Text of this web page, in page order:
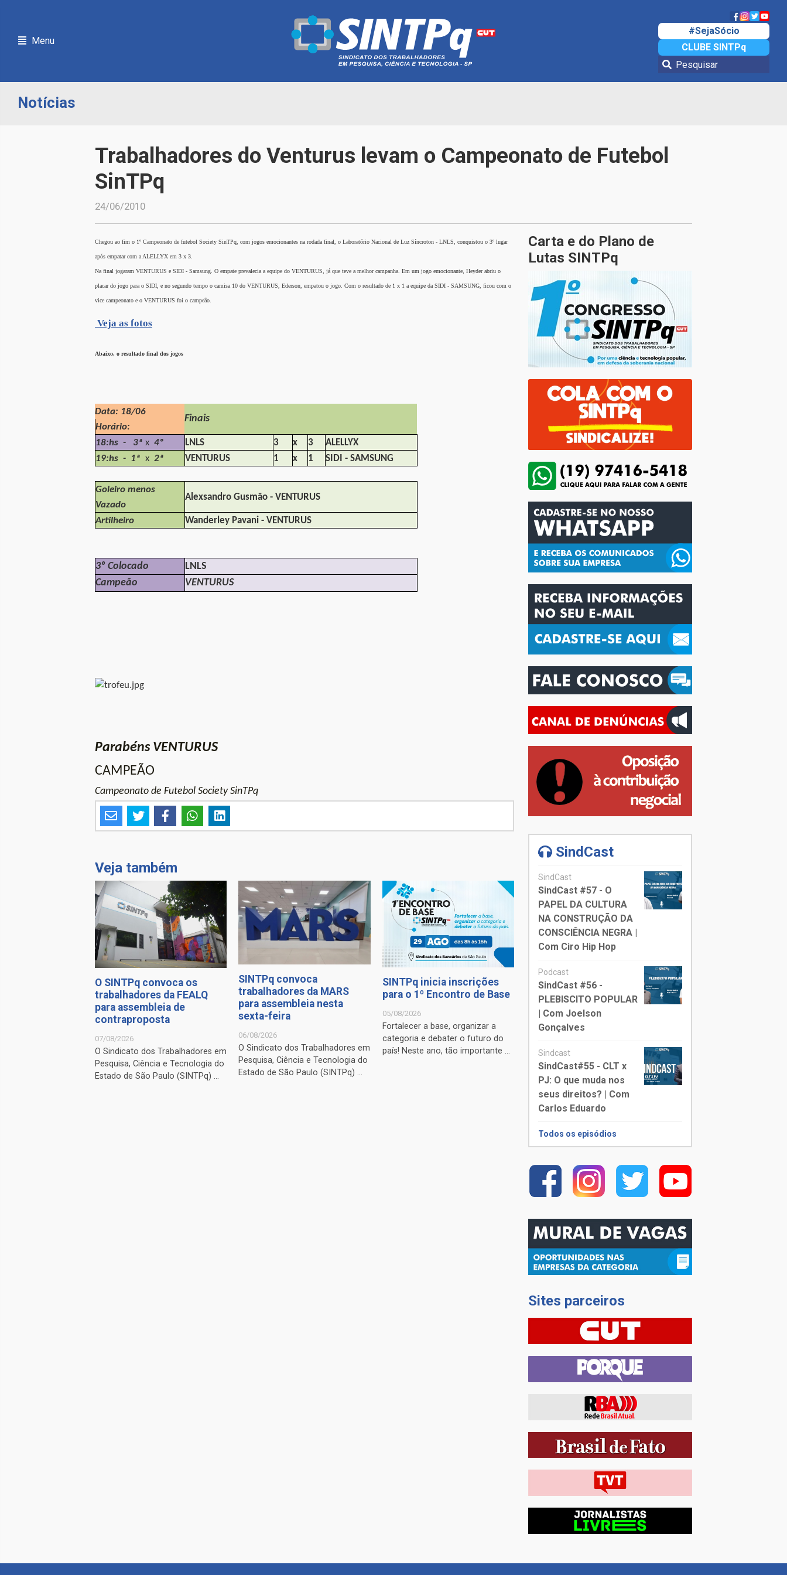
Menu
#SejaSócio
CLUBE SINTPq
Notícias
Trabalhadores do Venturus levam o Campeonato de Futebol
SinTPq
24/06/2010
Chegou ao fim o 1º Campeonato de futebol Society SinTPq, com jogos emocionantes na rodada final, o Laboratório Nacional de Luz Síncroton - LNLS, conquistou o 3º lugar
após empatar com a ALELLYX em 3 x 3.
Na final jogaram VENTURUS e SIDI - Samsung. O empate prevalecia a equipe do VENTURUS, já que teve a melhorcampanha. Em um jogo emocionante, Heyder abriu o
placar do jogo para o SIDI, e no segundo tempo o camisa 10 do VENTURUS, Ederson, empatou o jogo. Com o resultado de 1 x 1 a equipe da SIDI - SAMSUNG, ficou com o
vice campeonato e o VENTURUS foi o campeão.
Veja as fotos
Abaixo, o resultado final dos jogos
Data: 18/06
Finais
Horário:
18:hs - 3ª x 4º LNLS 3 x 3
ALELLYX
19:hs - 1ª x 2ª VENTURUS 1 x 1 SIDI - SAMSUNG
Goleiro menos
Vazado
Alexsandro Gusmão - VENTURUS
Artilheiro Wanderley Pavani - VENTURUS
3º Colocado
LNLS
Campeão
VENTURUS
Parabéns VENTURUS
CAMPEÃO
Campeonato de Futebol Society SinTPq
Veja também
O SINTPq convoca os
trabalhadores da FEALQ
para assembleia de
contraproposta
07/08/2026
O Sindicato dos Trabalhadores em
Pesquisa, Ciência e Tecnologia do
Estado de São Paulo (SINTPq) ...
SINTPq convoca
trabalhadores da MARS
para assembleia nesta
sexta-feira
06/08/2026
O Sindicato dos Trabalhadores em
Pesquisa, Ciência e Tecnologia do
Estado de São Paulo (SINTPq) ...
SINTPq inicia inscrições
para o 1º Encontro de Base
05/08/2026
Fortalecer a base, organizar a
categoria e debater o futuro do
país! Neste ano, tão importante ...
Carta e do Plano de
Lutas SINTPq
SindCast
SindCast
SindCast #57 - O
PAPEL DA CULTURA
NA CONSTRUÇÃO DA
CONSCIÊNCIA NEGRA |
Com Ciro Hip Hop
Podcast
SindCast #56 -
PLEBISCITO POPULAR
| Com Joelson
Gonçalves
Sindcast
SindCast#55 - CLT x
PJ: O que muda nos
seus direitos? | Com
Carlos Eduardo
Todos os episódios
Sites parceiros